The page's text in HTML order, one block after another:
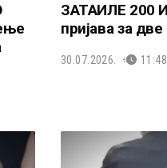
ЗАТАИЛЕ 200
пријава за
30.07.2026. 11:48